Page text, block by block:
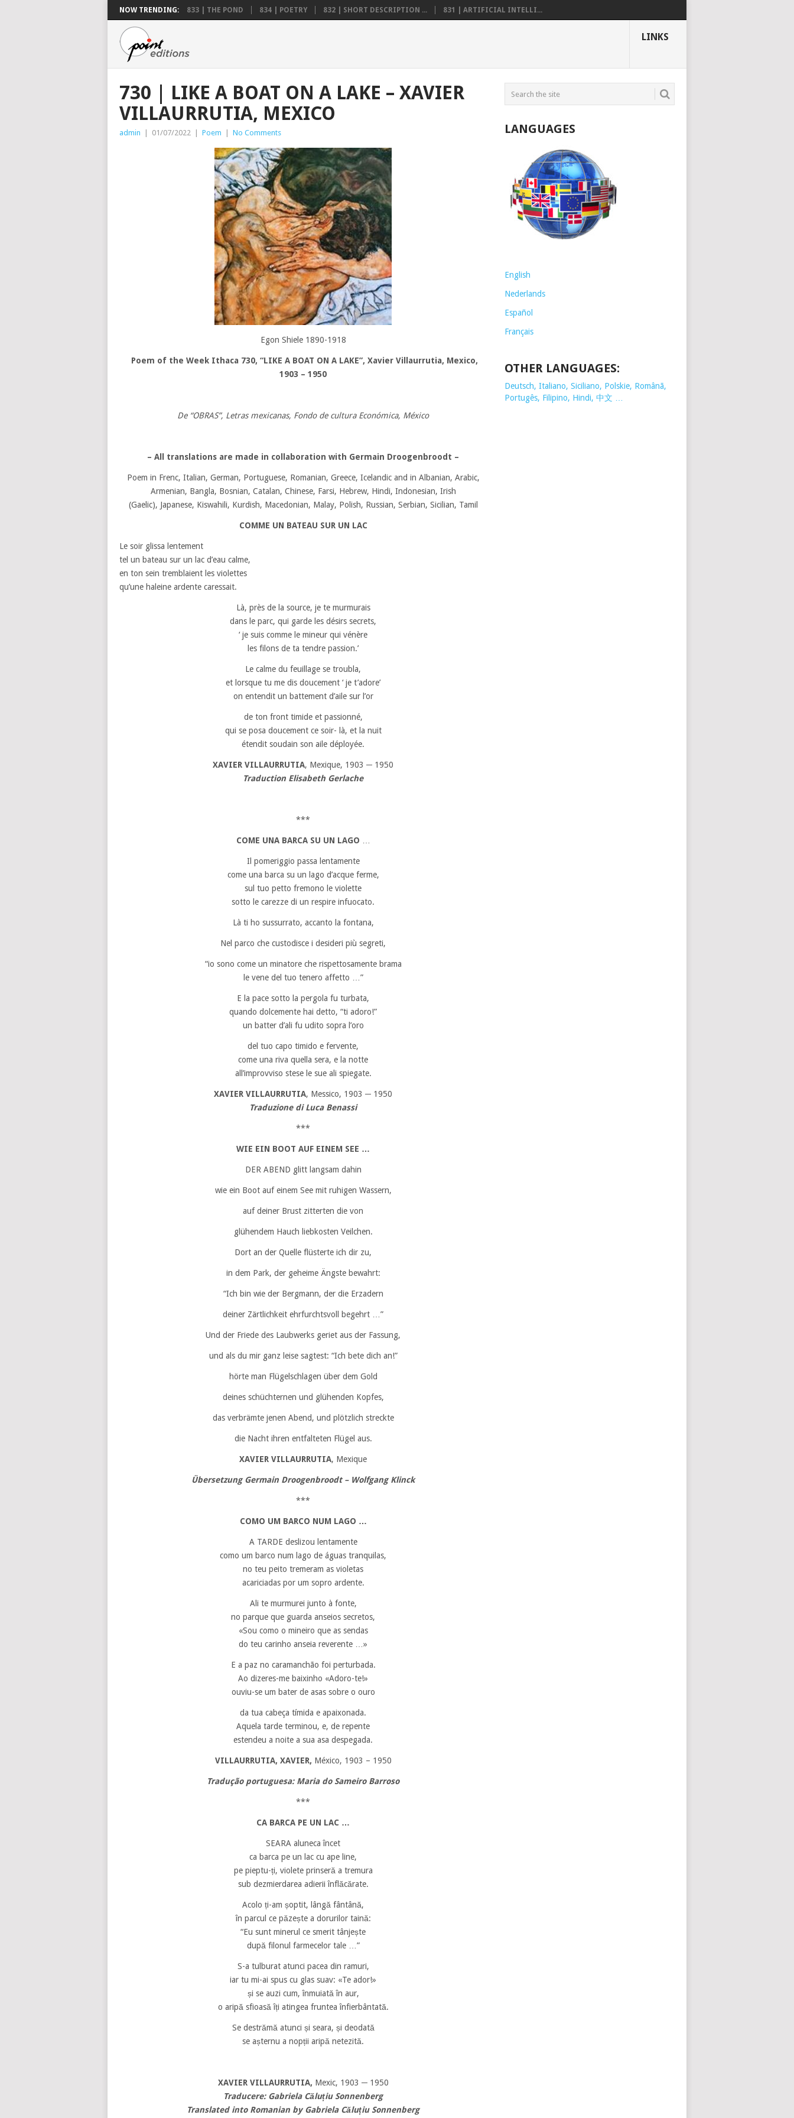
NOW TRENDING: 833 | THE POND 834 | POETRY 832 | SHORT DESCRIPTION ... 831 | ARTIFICIAL INTELLI...
LINKS
730 | LIKE A BOAT ON A LAKE – XAVIER
VILLAURRUTIA, MEXICO
admin 01/07/2022 Poem No Comments
Egon Shiele 1890-1918
Poem of the Week Ithaca 730, “LIKE A BOAT ON A LAKE”, Xavier Villaurrutia, Mexico,
1903 – 1950
De “OBRAS”, Letras mexicanas, Fondo de cultura Económica, México
– All translations are made in collaboration with Germain Droogenbroodt –
Poem in Frenc, Italian, German, Portuguese, Romanian, Greece, Icelandic and in Albanian, Arabic,
Armenian, Bangla, Bosnian, Catalan, Chinese, Farsi, Hebrew, Hindi, Indonesian, Irish
(Gaelic), Japanese, Kiswahili, Kurdish, Macedonian, Malay, Polish, Russian, Serbian, Sicilian, Tamil
COMME UN BATEAU SUR UN LAC
Le soir glissa lentement
tel un bateau sur un lac d’eau calme,
en ton sein tremblaient les violettes
qu’une haleine ardente caressait.
Là, près de la source, je te murmurais
dans le parc, qui garde les désirs secrets,
‘ je suis comme le mineur qui vénère
les filons de ta tendre passion.’
Le calme du feuillage se troubla,
et lorsque tu me dis doucement ‘ je t’adore’
on entendit un battement d’aile sur l’or
de ton front timide et passionné,
qui se posa doucement ce soir- là, et la nuit
étendit soudain son aile déployée.
XAVIER VILLAURRUTIA, Mexique, 1903 ─ 1950
Traduction Elisabeth Gerlache
***
COME UNA BARCA SU UN LAGO
Il pomeriggio passa lentamente
come una barca su un lago d’acque ferme,
sul tuo petto fremono le violette
sotto le carezze di un respire infuocato.
Là ti ho sussurrato, accanto la fontana,
Nel parco che custodisce i desideri più segreti,
“io sono come un minatore che rispettosamente brama
le vene del tuo tenero affetto …”
E la pace sotto la pergola fu turbata,
quando dolcemente hai detto, “ti adoro!”
un batter d’ali fu udito sopra l’oro
del tuo capo timido e fervente,
come una riva quella sera, e la notte
all’improvviso stese le sue ali spiegate.
XAVIER VILLAURRUTIA, Messico, 1903 ─ 1950
Traduzione di Luca Benassi
***
WIE EIN BOOT AUF EINEM SEE …
DER ABEND glitt langsam dahin
wie ein Boot auf einem See mit ruhigen Wassern,
auf deiner Brust zitterten die von
glühendem Hauch liebkosten Veilchen.
Dort an der Quelle flüsterte ich dir zu,
in dem Park, der geheime Ängste bewahrt:
“Ich bin wie der Bergmann, der die Erzadern
deiner Zärtlichkeit ehrfurchtsvoll begehrt …”
Und der Friede des Laubwerks geriet aus der Fassung,
und als du mir ganz leise sagtest: “Ich bete dich an!”
hörte man Flügelschlagen über dem Gold
deines schüchternen und glühenden Kopfes,
das verbrämte jenen Abend, und plötzlich streckte
die Nacht ihren entfalteten Flügel aus.
XAVIER VILLAURRUTIA, Mexique
Übersetzung Germain Droogenbroodt – Wolfgang Klinck
***
COMO UM BARCO NUM LAGO …
A TARDE deslizou lentamente
como um barco num lago de águas tranquilas,
no teu peito tremeram as violetas
acariciadas por um sopro ardente.
Ali te murmurei junto à fonte,
no parque que guarda anseios secretos,
«Sou como o mineiro que as sendas
do teu carinho anseia reverente …»
E a paz no caramanchão foi perturbada.
Ao dizeres-me baixinho «Adoro-te!»
ouviu-se um bater de asas sobre o ouro
da tua cabeça tímida e apaixonada.
Aquela tarde terminou, e, de repente
estendeu a noite a sua asa despegada.
VILLAURRUTIA, XAVIER, México, 1903 – 1950
Tradução portuguesa: Maria do Sameiro Barroso
***
CA BARCA PE UN LAC …
SEARA aluneca încet
ca barca pe un lac cu ape line,
pe pieptu-ți, violete prinseră a tremura
sub dezmierdarea adierii înflăcărate.
Acolo ți-am șoptit, lângă fântână,
în parcul ce păzește a dorurilor taină:
“Eu sunt minerul ce smerit tânjește
după filonul farmecelor tale …”
S-a tulburat atunci pacea din ramuri,
iar tu mi-ai spus cu glas suav: «Te ador!»
și se auzi cum, înmuiată în aur,
o aripă sfioasă îți atingea fruntea înfierbântată.
Se destrămă atunci și seara, și deodată
se așternu a nopții aripă netezită.
XAVIER VILLAURRUTIA, Mexic, 1903 ─ 1950
Traducere: Gabriela Căluțiu Sonnenberg
Translated into Romanian by Gabriela Căluțiu Sonnenberg
LANGUAGES
English
Nederlands
Español
Français
OTHER LANGUAGES:
Deutsch, Italiano, Siciliano, Polskie, Românã,
Portugês, Filipino, Hindi, 中文 …